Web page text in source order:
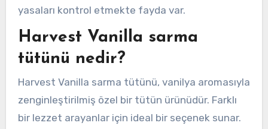
yasaları kontrol etmekte fayda var.
Harvest Vanilla sarma
tütünü nedir?
Harvest Vanilla sarma tütünü, vanilya aromasıyla
zenginleştirilmiş özel bir tütün ürünüdür. Farklı
bir lezzet arayanlar için ideal bir seçenek sunar.